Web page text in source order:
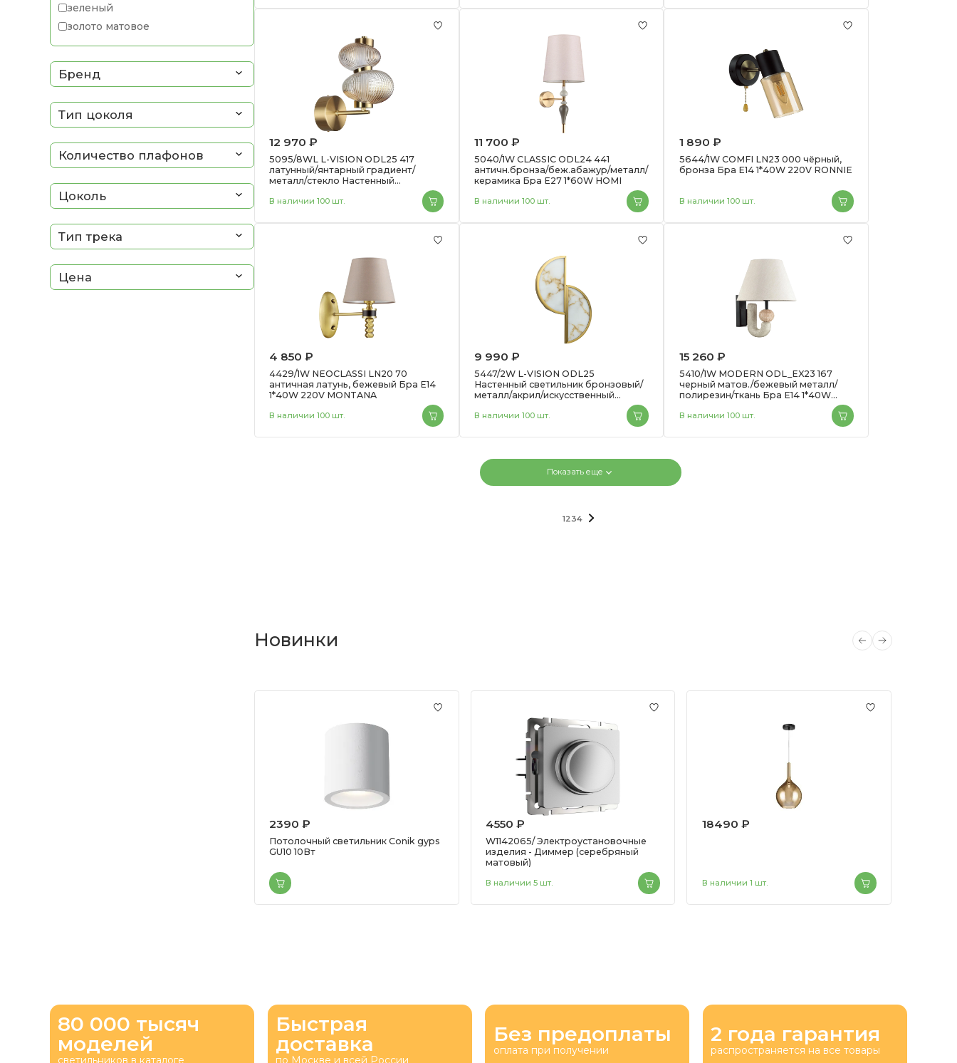
зеленый
золото матовое
золотой
коричневый
латунь
прозрачный
серебристый
синий
хром
цветной
янтарный
Бренд
Тип цоколя
Количество плафонов
Цоколь
Тип трека
Цена
12 970 ₽
5095/8WL L-VISION ODL25 417
латунный/янтарный градиент/
металл/стекло Настенный
светильник LED 8W 4000K 932Лм
BRUCO
В наличии 100 шт.
11 700 ₽
5040/1W CLASSIC ODL24 441
античн.бронза/беж.абажур/металл/
керамика Бра E27 1*60W HOMI
В наличии 100 шт.
1 890 ₽
5644/1W COMFI LN23 000 чёрный,
бронза Бра E14 1*40W 220V RONNIE
В наличии 100 шт.
4 850 ₽
4429/1W NEOCLASSI LN20 70
античная латунь, бежевый Бра E14
1*40W 220V MONTANA
В наличии 100 шт.
9 990 ₽
5447/2W L-VISION ODL25
Настенный светильник бронзовый/
металл/акрил/искусственный
TOSCANA
В наличии 100 шт.
15 260 ₽
5410/1W MODERN ODL_EX23 167
черный матов./бежевый металл/
полирезин/ткань Бра E14 1*40W
В наличии 100 шт.
Показать еще
1234
Новинки
2390 ₽
Потолочный светильник Conik gyps
GU10 10Вт
4550 ₽
W1142065/ Электроустановочные
изделия - Диммер (серебряный
матовый)
В наличии 5 шт.
18490 ₽
В наличии 1 шт.
80 000 тысяч
моделей
светильников в каталоге
Быстрая
доставка
по Москве и всей России
Без предоплаты
оплата при получении
2 года гарантия
распространяется на все товары